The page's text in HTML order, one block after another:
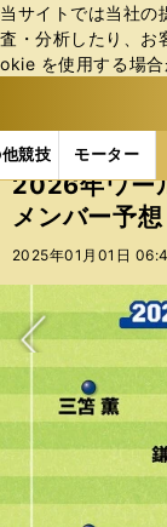
当サイトでは当社の
査・分析したり、お
okie を使⽤する場
競技 モーター
b
ス
ポ
ル
バ
フォトギャ
2026年ワー
メンバー予
2025年01月01日
次へ